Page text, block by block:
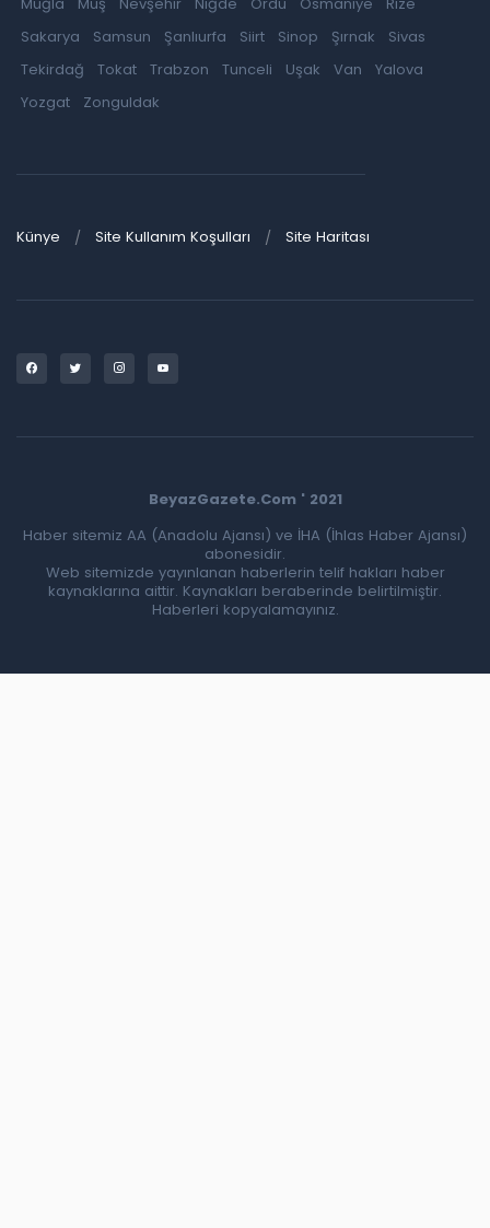
Sakarya
Samsun Şanlıurfa Siirt Sinop Şırnak
Sivas
Tekirdağ
Tokat Trabzon Tunceli Uşak Van
Yalova
Yozgat
Zonguldak
Künye Site Kullanım Koşulları Site Haritası
BeyazGazete.Com ' 2021
Haber sitemiz AA (Anadolu Ajansı) ve İHA (İhlas Haber Ajansı)
abonesidir.
Web sitemizde yayınlanan haberlerin telif hakları haber
kaynaklarına aittir. Kaynakları beraberinde belirtilmiştir.
Haberleri kopyalamayınız.